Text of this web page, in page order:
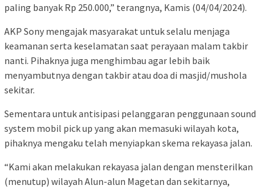
paling banyak Rp 250.000,” terangnya, Kamis (04/04/2024).
AKP Sony mengajak masyarakat untuk selalu menjaga
keamanan serta keselamatan saat perayaan malam takbir
nanti. Pihaknya juga menghimbau agar lebih baik
menyambutnya dengan takbir atau doa di masjid/mushola
sekitar.
Sementara untuk antisipasi pelanggaran penggunaan sound
system mobil pick up yang akan memasuki wilayah kota,
pihaknya mengaku telah menyiapkan skema rekayasa jalan.
“Kami akan melakukan rekayasa jalan dengan mensterilkan
(menutup) wilayah Alun-alun Magetan dan sekitarnya,